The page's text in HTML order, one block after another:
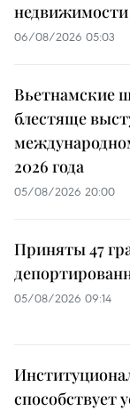
недвижимости
06/08/2026 05:03
Вьетнамские
блестяще
2026 года
05/08/2026 20:00
Приняты 47
05/08/2026 09:14
способствует